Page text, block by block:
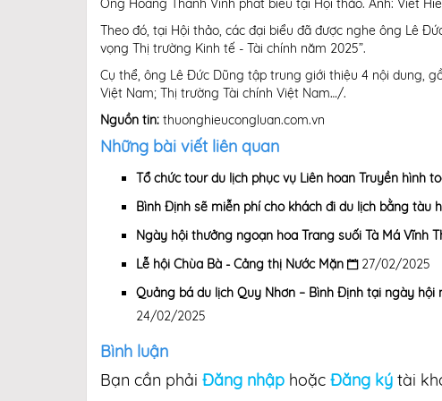
Ông Hoàng Thanh Vĩnh phát biểu tại Hội thảo. Ảnh: Viết
Theo đó, tại Hội thảo, các đại biểu đã được nghe ông Lê
vọng Thị trường Kinh tế - Tài chính năm 2025”.
Cụ thể, ông Lê Đức Dũng tập trung giới thiệu 4 nội dung,
Việt Nam; Thị trường Tài chính Việt Nam…/.
Nguồn tin: thuonghieucongluan.com.vn
Những bài viết liên quan
Tổ chức tour du lịch phục vụ Liên hoan Truyền hình
Bình Định sẽ miễn phí cho khách đi du lịch bằng tàu
Ngày hội thưởng ngoạn hoa Trang suối Tà Má Vĩnh
Lễ hội Chùa Bà - Cảng thị Nước Mặn
27/02/2025
Quảng bá du lịch Quy Nhơn – Bình Định tại ngày
24/02/2025
Bình luận
Bạn cần phải Đăng nhập hoặc Đăng ký tài